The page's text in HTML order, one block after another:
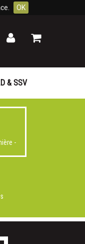
OK
Mon
Mon
-
& SSV